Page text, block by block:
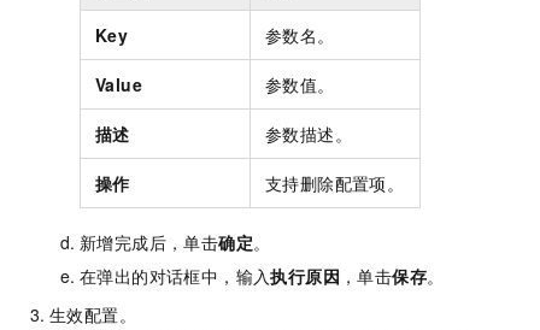
Key 参数名。
Value 参数值。
描述 参数描述。
操作 支持删除配置项。
新增完成后，单击确定。
在弹出的对话框中，输入执行原因 ，单击保存。
生效配置。